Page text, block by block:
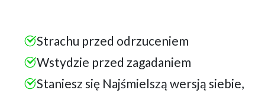
Strachu przed odrzuceniem
Wstydzie przed zagadaniem
Staniesz się Najśmielszą wersją siebie,